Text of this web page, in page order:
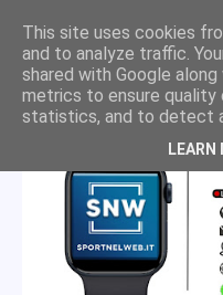
This site uses cookies
and to analyze traffic.
shared with Google
metrics to ensure quality
statistics, and to detect
LEARN